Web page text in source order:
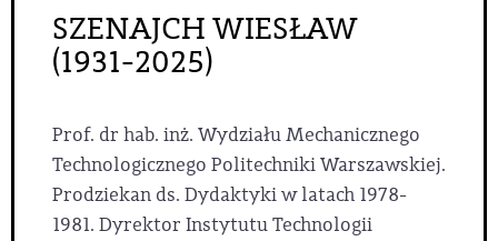
SZENAJCH WIESŁAW
(1931-2025)
Prof. dr hab. inż. Wydziału Mechanicznego
Technologicznego Politechniki Warszawskiej.
Prodziekan ds. Dydaktyki w latach 1978-
1981. Dyrektor Instytutu Technologii